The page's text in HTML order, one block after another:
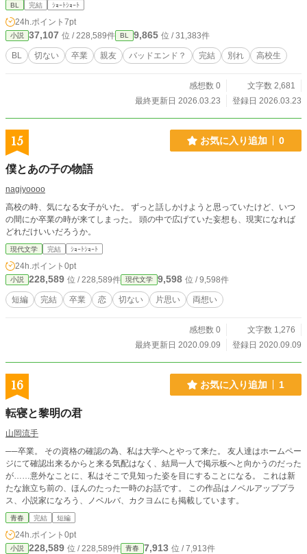
BL 完結 ｼｮｰﾄｼｮｰﾄ
24h.ポイント 7pt
小説 37,107 位 / 228,589件 BL 9,865 位 / 31,383件
BL 切ない 卒業 親友 バッドエンド？ 完結 別れ 高校生
感想数 0
文字数 2,681
最終更新日 2026.03.23
登録日 2026.03.23
15 お気に入り追加 0
僕とあの子の物語
nagiyoooo
高校の時、気になる女子がいた。 ずっと話しかけようと思っていたけど、いつ
の間にか卒業の時が来てしまった。 頭の中で広げていた妄想も、現実になれば
どれだけいいだろうか。
現代文学 完結 ｼｮｰﾄｼｮｰﾄ
24h.ポイント 0pt
小説 228,589 位 / 228,589件 現代文学 9,598 位 / 9,598件
短編 完結 卒業 恋 切ない 片思い 両想い
感想数 0
文字数 1,276
最終更新日 2020.09.09
登録日 2020.09.09
16 お気に入り追加 1
転寝と黎明の君
山岡流手
──卒業。 その資格の確認の為、私は大学へとやって来た。 友人達はホームペー
ジにて確認出来るからと来る気配はなく、結局一人で掲示板へと向かうのだった
が……意外なことに、私はそこで見知った姿を目にすることになる。 これは新
たな旅立ち前の、ほんのたった一時のお話です。 この作品はノベルアッププラ
ス、小説家になろう、ノベルバ、カクヨムにも掲載しています。
青春 完結 短編
24h.ポイント 0pt
小説 228,589 位 / 228,589件 青春 7,913 位 / 7,913件